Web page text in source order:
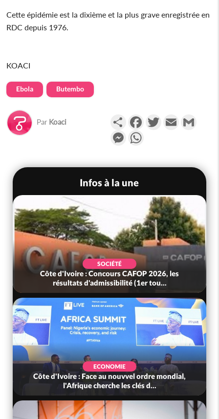
Cette épidémie est la dixième et la plus grave enregistrée en
RDC depuis 1976.
KOACI
Ebola Butembo
Par Koaci PartagerFacebookTwitterEmail
Messenger
Infos à la une
SOCIÉTÉ
Côte d'Ivoire : Concours CAFOP 2026, les
résultats d'admissibilité (1er tou...
ECONOMIE
Côte d'Ivoire : Face au nouvvel ordre mondial,
l'Afrique cherche les clés d...